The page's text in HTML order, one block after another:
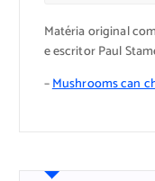
Matéria original
e escritor Paul
–Mushrooms can